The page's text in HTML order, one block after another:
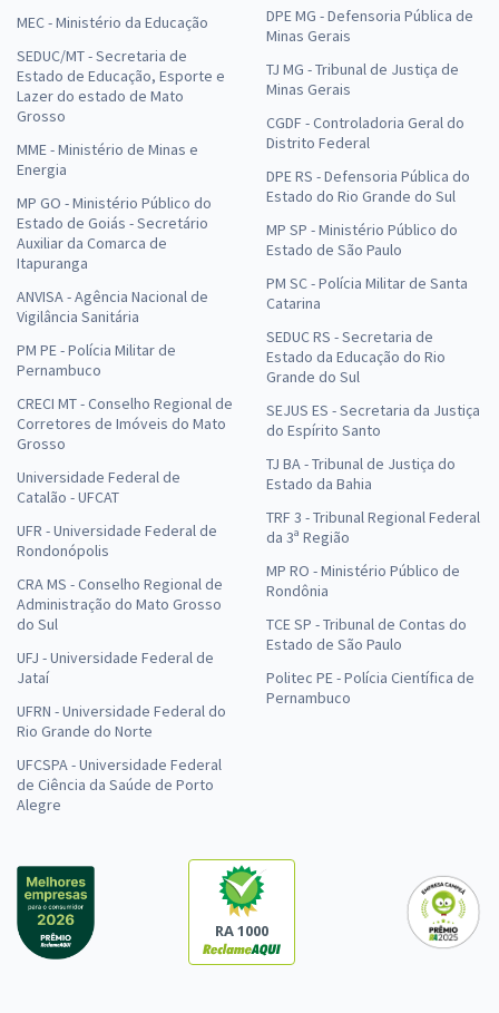
MEC - Ministério da Educação
SEDUC/MT - Secretaria de
Estado de Educação, Esporte e
Lazer do estado de Mato
Grosso
MME - Ministério de Minas e
Energia
MP GO - Ministério Público do
Estado de Goiás - Secretário
Auxiliar da Comarca de
Itapuranga
ANVISA - Agência Nacional de
Vigilância Sanitária
PM PE - Polícia Militar de
Pernambuco
CRECI MT - Conselho Regional de
Corretores de Imóveis do Mato
Grosso
Universidade Federal de
Catalão - UFCAT
UFR - Universidade Federal de
Rondonópolis
CRA MS - Conselho Regional de
Administração do Mato Grosso
do Sul
UFJ - Universidade Federal de
Jataí
UFRN - Universidade Federal do
Rio Grande do Norte
UFCSPA - Universidade Federal
de Ciência da Saúde de Porto
Alegre
DPE MG - Defensoria Pública de
Minas Gerais
TJ MG - Tribunal de Justiça de
Minas Gerais
CGDF - Controladoria Geral do
Distrito Federal
DPE RS - Defensoria Pública do
Estado do Rio Grande do Sul
MP SP - Ministério Público do
Estado de São Paulo
PM SC - Polícia Militar de Santa
Catarina
SEDUC RS - Secretaria de
Estado da Educação do Rio
Grande do Sul
SEJUS ES - Secretaria da Justiça
do Espírito Santo
TJ BA - Tribunal de Justiça do
Estado da Bahia
TRF 3 - Tribunal Regional Federal
da 3ª Região
MP RO - Ministério Público de
Rondônia
TCE SP - Tribunal de Contas do
Estado de São Paulo
Politec PE - Polícia Científica de
Pernambuco
RA 1000